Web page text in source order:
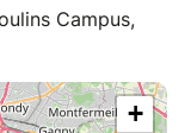
Campus,
+